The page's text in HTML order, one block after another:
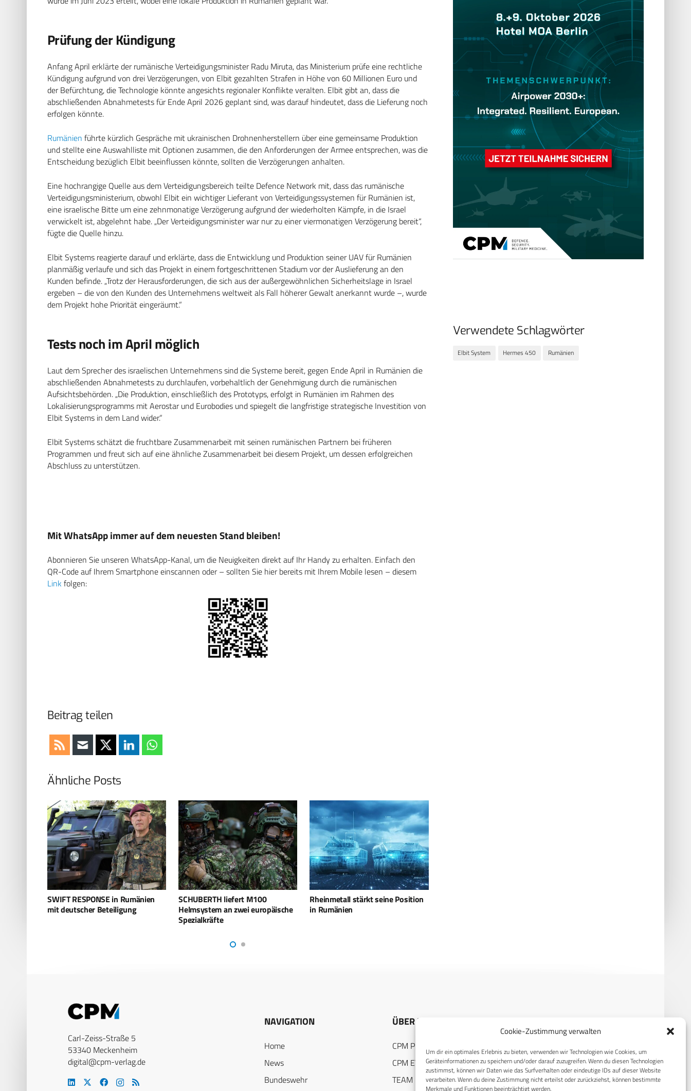
Cookie-Zustimmung verwalten
Um dir ein optimales Erlebnis zu bieten, verwenden wir Technologien wie Cookies, um
Geräteinformationen zu speichern und/oder darauf zuzugreifen. Wenn du diesen Technologien
zustimmst, können wir Daten wie das Surfverhalten oder eindeutige IDs auf dieser Website
verarbeiten. Wenn du deine Zustimmung nicht erteilst oder zurückziehst, können bestimmte
Merkmale und Funktionen beeinträchtigt werden.
Prüfung der Kündigung
Anfang April erklärte der rumänische Verteidigungsminister Radu Miruta, das Ministerium prüfe eine rechtliche
Kündigung aufgrund von drei Verzögerungen, von Elbit gezahlten Strafen in Höhe von 60 Millionen Euro und
der Befürchtung, die Technologie könnte angesichts regionaler Konflikte veralten. Elbit gibt an, dass die
abschließenden Abnahmetests für Ende April 2026 geplant sind, was darauf hindeutet, dass die Lieferung noch
erfolgen könnte.
Rumänien führte kürzlich Gespräche mit ukrainischen Drohnenherstellern über eine gemeinsame Produktion
und stellte eine Auswahlliste mit Optionen zusammen, die den Anforderungen der Armee entsprechen, was die
Entscheidung bezüglich Elbit beeinflussen könnte, sollten die Verzögerungen anhalten.
Eine hochrangige Quelle aus dem Verteidigungsbereich teilte Defence Network mit, dass das rumänische
Verteidigungsministerium, obwohl Elbit ein wichtiger Lieferant von Verteidigungssystemen für Rumänien ist,
eine israelische Bitte um eine zehnmonatige Verzögerung aufgrund der wiederholten Kämpfe, in die Israel
verwickelt ist, abgelehnt habe. „Der Verteidigungsminister war nur zu einer viermonatigen Verzögerung bereit“,
fügte die Quelle hinzu.
Elbit Systems reagierte darauf und erklärte, dass die Entwicklung und Produktion seiner UAV für Rumänien
planmäßig verlaufe und sich das Projekt in einem fortgeschrittenen Stadium vor der Auslieferung an den
Kunden befinde. „Trotz der Herausforderungen, die sich aus der außergewöhnlichen Sicherheitslage in Israel
ergeben – die von den Kunden des Unternehmens weltweit als Fall höherer Gewalt anerkannt wurde –, wurde
dem Projekt hohe Priorität eingeräumt.“
Tests noch im April möglich
Laut dem Sprecher des israelischen Unternehmens sind die Systeme bereit, gegen Ende April in Rumänien die
abschließenden Abnahmetests zu durchlaufen, vorbehaltlich der Genehmigung durch die rumänischen
Aufsichtsbehörden. „Die Produktion, einschließlich des Prototyps, erfolgt in Rumänien im Rahmen des
Lokalisierungsprogramms mit Aerostar und Eurobodies und spiegelt die langfristige strategische Investition von
Elbit Systems in dem Land wider.“
Elbit Systems schätzt die fruchtbare Zusammenarbeit mit seinen rumänischen Partnern bei früheren
Programmen und freut sich auf eine ähnliche Zusammenarbeit bei diesem Projekt, um dessen erfolgreichen
Abschluss zu unterstützen.
Mit WhatsApp immer auf dem neuesten Stand bleiben!
Abonnieren Sie unseren WhatsApp-Kanal, um die Neuigkeiten direkt auf Ihr Handy zu erhalten. Einfach den
QR-Code auf Ihrem Smartphone einscannen oder – sollten Sie hier bereits mit Ihrem Mobile lesen – diesem
Link folgen:
Beitrag teilen
Verwendete Schlagwörter
Elbit System Hermes 450 Rumänien
Ähnliche Posts
SCHUBERTH liefert M100
Helmsystem an zwei europäische
Rheinmetall stärkt seine Position
in Rumänien
Rheinmetall stärkt Produktion von
Treibladungspulver
Carl-Zeiss-Straße 5
53340 Meckenheim
digital@cpm-verlag.de
NAVIGATION
Home
News
Bundeswehr
ÜBER UNS
CPM PUBLICATIONS
CPM EVENTS
TEAM
Cookie-Richtlinie (EU)
AGB